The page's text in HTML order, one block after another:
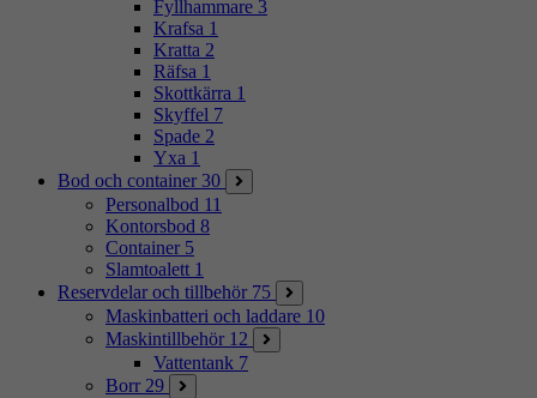
Fyllhammare 3
Krafsa 1
Kratta 2
Räfsa 1
Skottkärra 1
Skyffel 7
Spade 2
Yxa 1
Bod och container 30
Personalbod 11
Kontorsbod 8
Container 5
Slamtoalett 1
Reservdelar och tillbehör 75
Maskinbatteri och laddare 10
Maskintillbehör 12
Vattentank 7
Borr 29